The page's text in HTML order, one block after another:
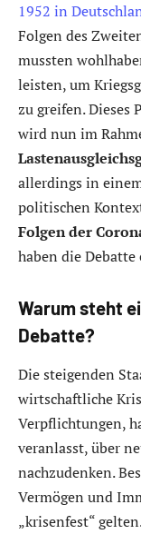
1952 in
Folgen des
mussten
leisten, um
zu greifen. Dieses
wird nun im
allerdings in
politischen
Folgen der
haben die
Warum steht
Debatte?
Die steigenden
wirtschaftliche
Verpflichtungen,
veranlasst, über
nachzudenken.
Vermögen und
„krisenfest“